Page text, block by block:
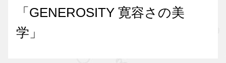
「GENEROSITY 寛容さの美
学」